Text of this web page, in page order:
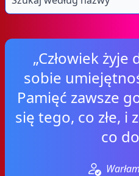
„Człowiek żyje
sobie
Pamięć zawsze
się tego, co złe, i
co